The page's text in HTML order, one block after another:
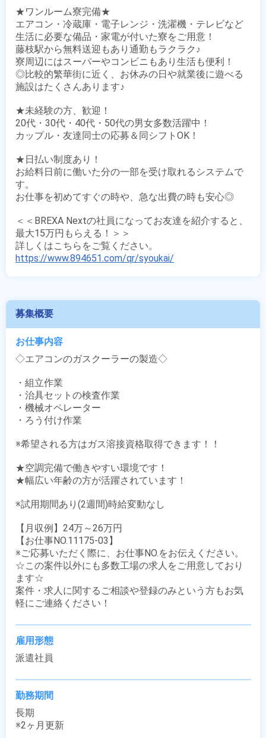
★ワンルーム寮完備★
エアコン・冷蔵庫・電子レンジ・洗濯機・テレビなど
生活に必要な備品・家電が付いた寮をご用意！
藤枝駅から無料送迎もあり通勤もラクラク♪
寮周辺にはスーパーやコンビニもあり生活も便利！
◎比較的繁華街に近く、お休みの日や就業後に遊べる
施設はたくさんあります♪
★未経験の方、歓迎！
20代・30代・40代・50代の男女多数活躍中！
カップル・友達同士の応募＆同シフトOK！
★日払い制度あり！
お給料日前に働いた分の一部を受け取れるシステムで
す。
お仕事を初めてすぐの時や、急な出費の時も安心◎
＜＜BREXA Nextの社員になってお友達を紹介すると、
最大15万円もらえる！＞＞
https://www.894651.com/qr/syoukai/
募集概要
お仕事内容
◇エアコンのガスクーラーの製造◇
・組立作業
・治具セットの検査作業
・機械オペレーター
・ろう付け作業
※希望される方はガス溶接資格取得できます！！
★空調完備で働きやすい環境です！
★幅広い年齢の方が活躍されています！
※試用期間あり(2週間)時給変動なし
【月収例】24万～26万円
【お仕事NO.11175-03】
※ご応募いただく際に、お仕事NO.をお伝えください。
☆この案件以外にも多数工場の求人をご用意しており
ます☆
案件・求人に関するご相談や登録のみという方もお気
軽にご連絡ください！
雇用形態
派遣社員
勤務期間
長期
※2ヶ月更新